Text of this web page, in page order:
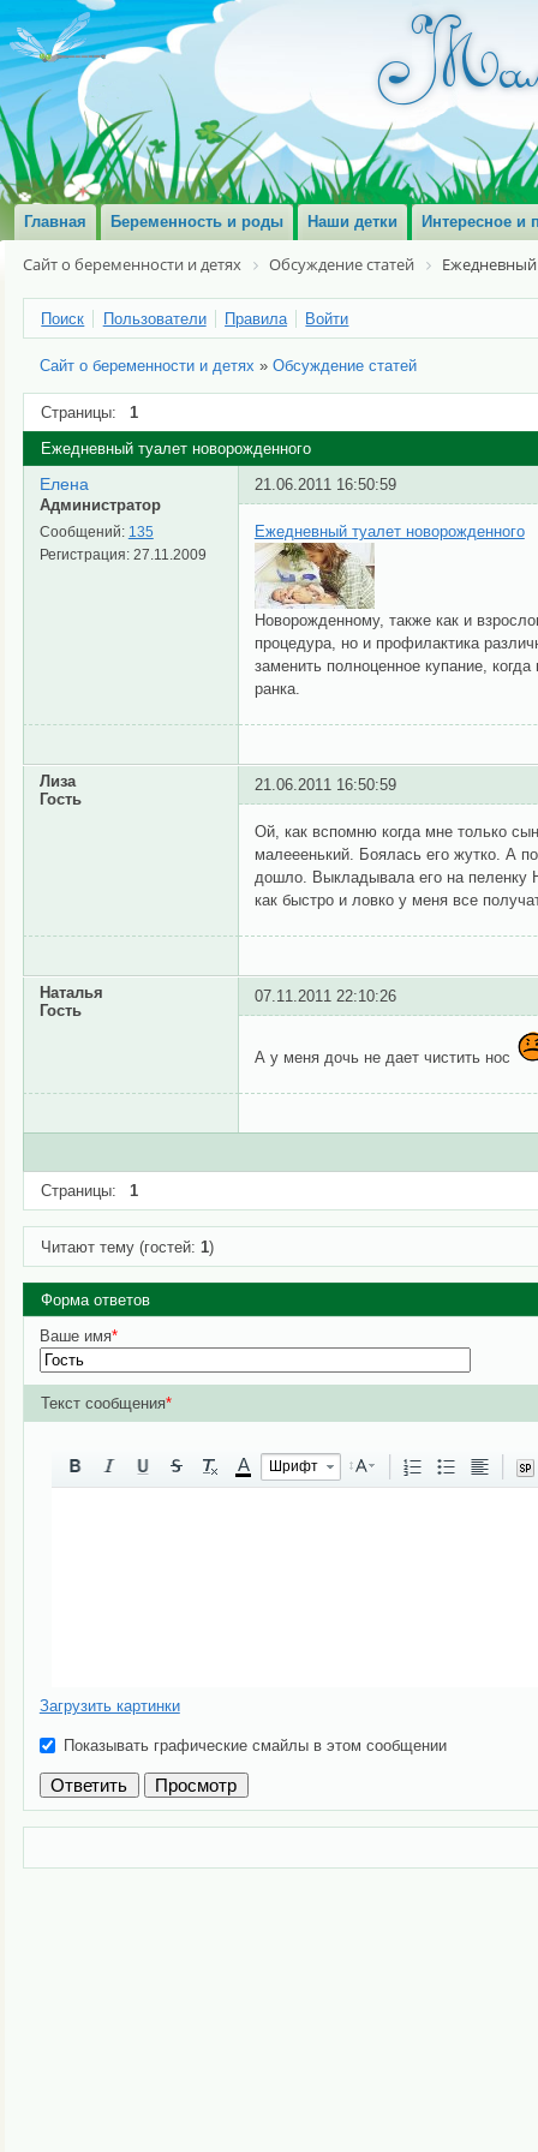
Главная Беременность и роды Наши детки Интересное и
Сайт о беременности и детях Обсуждение статей
Поиск Пользователи Правила Войти
Сайт о беременности и детях »Обсуждение статей
Страницы: 1
Ежедневный туалет новорожденного
Елена
Администратор
Сообщений: 135
Регистрация: 27.11.2009
21.06.2011 16:50:59
Ежедневный туалет новорожденного
Новорожденному, также как и
процедура, но и профилактика
заменить полноценное купание,
ранка.
Лиза
Гость
21.06.2011 16:50:59
Ой, как вспомню когда мне только
малееенький. Боялась его жутко. А
дошло. Выкладывала его на пеленку
как быстро и ловко у меня все
Наталья
Гость
07.11.2011 22:10:26
А у меня дочь не дает чистить нос
Страницы: 1
Читают тему (гостей: 1)
Форма ответов
Ваше имя*
Текст сообщения*
A Шрифт
Загрузить картинки
Показывать графические смайлы в этом сообщении